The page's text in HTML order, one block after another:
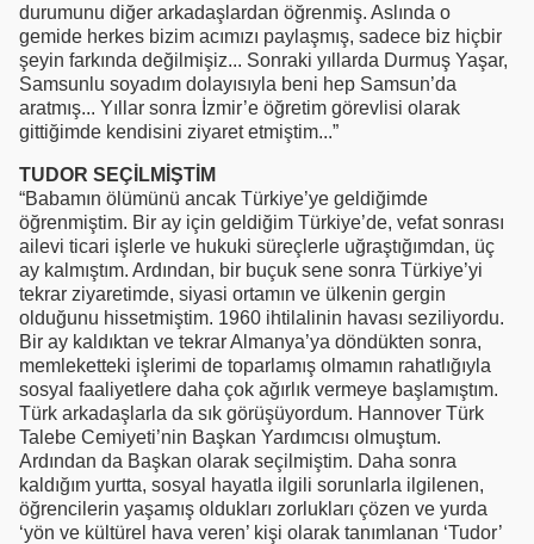
durumunu diğer arkadaşlardan öğrenmiş. Aslında o
gemide herkes bizim acımızı paylaşmış, sadece biz hiçbir
şeyin farkında değilmişiz... Sonraki yıllarda Durmuş Yaşar,
Samsunlu soyadım dolayısıyla beni hep Samsun’da
aratmış... Yıllar sonra İzmir’e öğretim görevlisi olarak
gittiğimde kendisini ziyaret etmiştim...”
TUDOR SEÇİLMİŞTİM
“Babamın ölümünü ancak Türkiye’ye geldiğimde
öğrenmiştim. Bir ay için geldiğim Türkiye’de, vefat sonrası
ailevi ticari işlerle ve hukuki süreçlerle uğraştığımdan, üç
ay kalmıştım. Ardından, bir buçuk sene sonra Türkiye’yi
tekrar ziyaretimde, siyasi ortamın ve ülkenin gergin
olduğunu hissetmiştim. 1960 ihtilalinin havası seziliyordu.
Bir ay kaldıktan ve tekrar Almanya’ya döndükten sonra,
memleketteki işlerimi de toparlamış olmamın rahatlığıyla
sosyal faaliyetlere daha çok ağırlık vermeye başlamıştım.
Türk arkadaşlarla da sık görüşüyordum. Hannover Türk
Talebe Cemiyeti’nin Başkan Yardımcısı olmuştum.
Ardından da Başkan olarak seçilmiştim. Daha sonra
kaldığım yurtta, sosyal hayatla ilgili sorunlarla ilgilenen,
öğrencilerin yaşamış oldukları zorlukları çözen ve yurda
‘yön ve kültürel hava veren’ kişi olarak tanımlanan ‘Tudor’